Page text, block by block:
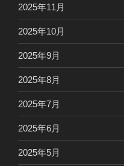
2025年11月
2025年10月
2025年9月
2025年8月
2025年7月
2025年6月
2025年5月